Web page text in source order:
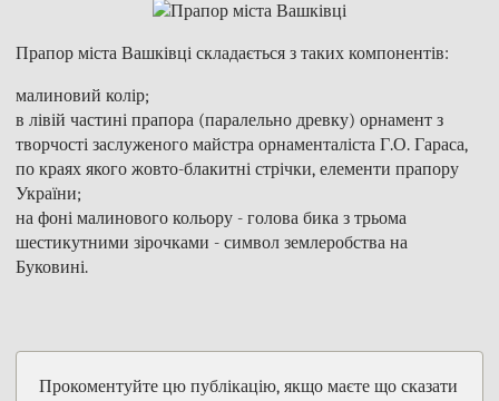
Прапор міста Вашківці складається з таких компонентів:
малиновий колір;
в лівій частині прапора (паралельно древку) орнамент з
творчості заслуженого майстра орнаменталіста Г.О. Гараса,
по краях якого жовто-блакитні стрічки, елементи прапору
України;
на фоні малинового кольору - голова бика з трьома
шестикутними зірочками - символ землеробства на
Буковині.
Прокоментуйте цю публікацію, якщо маєте що сказати